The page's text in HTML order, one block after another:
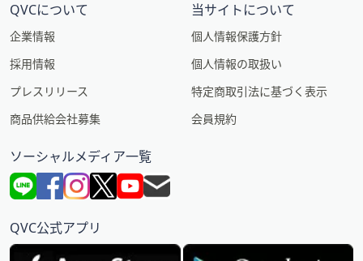
QVCについて
企業情報
採用情報
プレスリリース
商品供給会社募集
当サイトについて
個人情報保護方針
個人情報の取扱い
特定商取引法に基づく表示
会員規約
ソーシャルメディア一覧
QVC公式アプリ